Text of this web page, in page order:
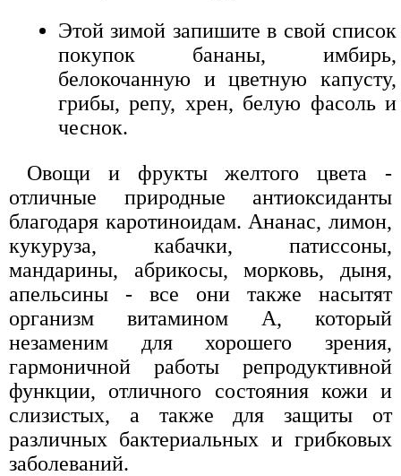
Этой зимой запишите в свой список
покупок бананы, имбирь,
белокочанную и цветную капусту,
грибы, репу, хрен, белую фасоль и
чеснок.
Овощи и фрукты желтого цвета -
отличные природные антиоксиданты
благодаря каротиноидам. Ананас, лимон,
кукуруза, кабачки, патиссоны,
мандарины, абрикосы, морковь, дыня,
апельсины - все они также насытят
организм витамином А, который
незаменим для хорошего зрения,
гармоничной работы репродуктивной
функции, отличного состояния кожи и
слизистых, а также для защиты от
различных бактериальных и грибковых
заболеваний.